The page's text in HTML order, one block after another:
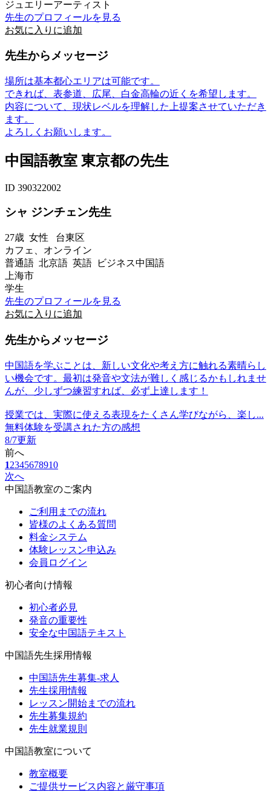
ジュエリーアーティスト
先生のプロフィールを見る
お気に入りに追加
先生からメッセージ
場所は基本都心エリアは可能です。
できれば、表参道、広尾、白金高輪の近くを希望します。
内容について、現状レベルを理解した上提案させていただき
ます。
よろしくお願いします。
中国語教室 東京都の先生
ID 390322002
シャ ジンチェン先生
27歳 女性 台東区
カフェ、オンライン
普通語 北京語 英語 ビジネス中国語
上海市
学生
先生のプロフィールを見る
お気に入りに追加
先生からメッセージ
中国語を学ぶことは、新しい文化や考え方に触れる素晴らし
い機会です。最初は発音や文法が難しく感じるかもしれませ
んが、少しずつ練習すれば、必ず上達します！
授業では、実際に使える表現をたくさん学びながら、楽し...
無料体験を受講された方の感想
8/7更新
前へ
12345678910
次へ
中国語教室のご案内
ご利用までの流れ
皆様のよくある質問
料金システム
体験レッスン申込み
会員ログイン
初心者向け情報
初心者必見
発音の重要性
安全な中国語テキスト
中国語先生採用情報
中国語先生募集-求人
先生採用情報
レッスン開始までの流れ
先生募集規約
先生就業規則
中国語教室について
教室概要
ご提供サービス内容と厳守事項